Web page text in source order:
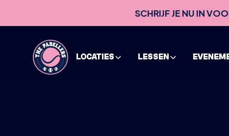
SCHRIJF JE NU IN
LOCATIES LESSEN